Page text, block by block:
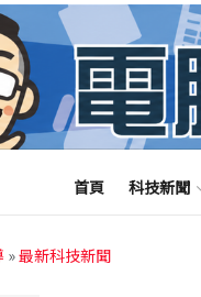
首頁 科技新聞
»最新科技新聞